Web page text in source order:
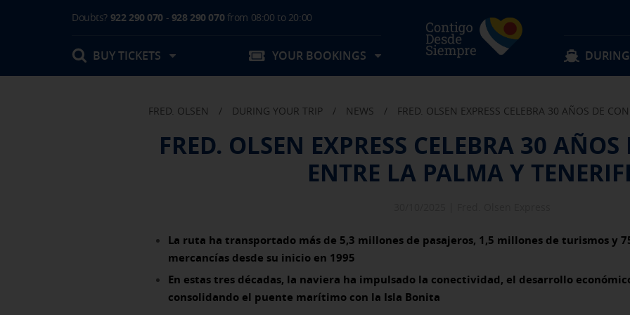
Doubts? 922 290 070 - 928 290 070from 08:00 to 20:00
BUY TICKETS
Keep browsing
Routes
Rates
YOUR BOOKINGS
Boarding Card / Summary ticket
My documentation
Activities in destination
Locate my reservation Keep browsing
Lost items
Suggestions and complaints
FRED. OLSEN / DURING YOUR TRIP / NEWS / FRED. OLSEN EXPRESS CELEBRA 30 AÑOS DE
FRED. OLSEN EXPRESS CELEBRA 30
ENTRE LA PALMA Y
La ruta ha transportado más de 5,3 millones de pasajeros, 1,5 millones de turismos y
mercancías desde su inicio en 1995
En estas tres décadas, la naviera ha impulsado la conectividad, el desarrollo
consolidando el puente marítimo con la Isla Bonita